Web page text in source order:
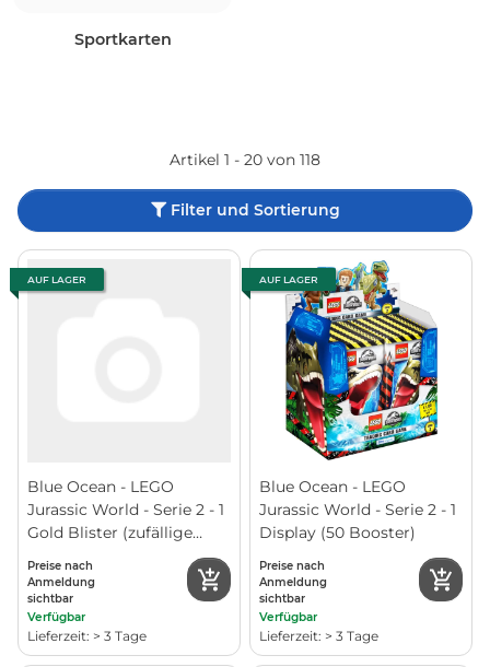
Sportkarten
Artikel 1 - 20 von 118
Filter und Sortierung
Blue Ocean - LEGO
Jurassic World - Serie 2 - 1
Gold Blister (zufällige
AUF LAGER
Preise nach
Anmeldung
sichtbar
Verfügbar
Lieferzeit: > 3 Tage
Blue Ocean - LEGO
Jurassic World - Serie 2 - 1
Display (50 Booster)
AUF LAGER
Preise nach
Anmeldung
sichtbar
Verfügbar
Lieferzeit: > 3 Tage